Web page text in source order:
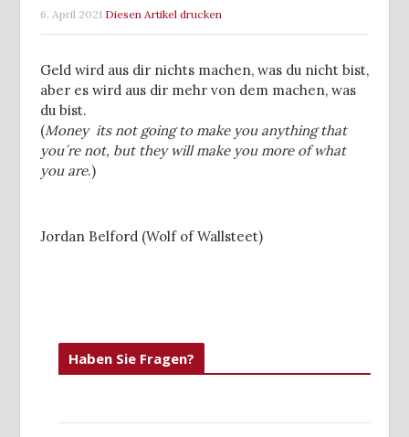
6. April 2021 Diesen Artikel drucken
Geld wird aus dir nichts machen, was du nicht bist,
aber es wird aus dir mehr von dem machen, was
du bist.
(Money its not going to make you anything that
you´re not, but they will make you more of what
you are.)
Jordan Belford (Wolf of Wallsteet)
Haben Sie Fragen?